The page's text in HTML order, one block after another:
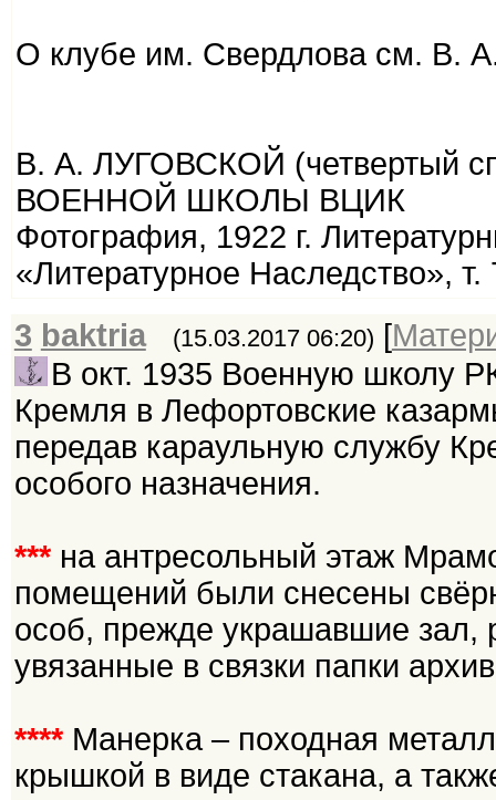
О клубе им. Свердлова см. В.
В. А. ЛУГОВСКОЙ (четвертый
ВОЕННОЙ ШКОЛЫ ВЦИК
Фотография, 1922 г.
«Литературное Наследство», т.
3 baktria (15.03.2017 06:20) [
В окт. 1935 Военную школу
Кремля в Лефортовские
передав караульную службу
особого назначения.
***на антресольный этаж
помещений были снесены
особ, прежде украшавшие зал,
увязанные в связки папки
****Манерка – походная
крышкой в виде стакана, а